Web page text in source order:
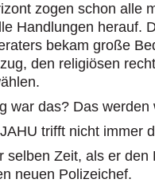
zogen schon alle
Handlungen herauf.
bekam große
den religiösen
war das? Das
trifft nicht immer
selben Zeit, als er
neuen Polizeichef.